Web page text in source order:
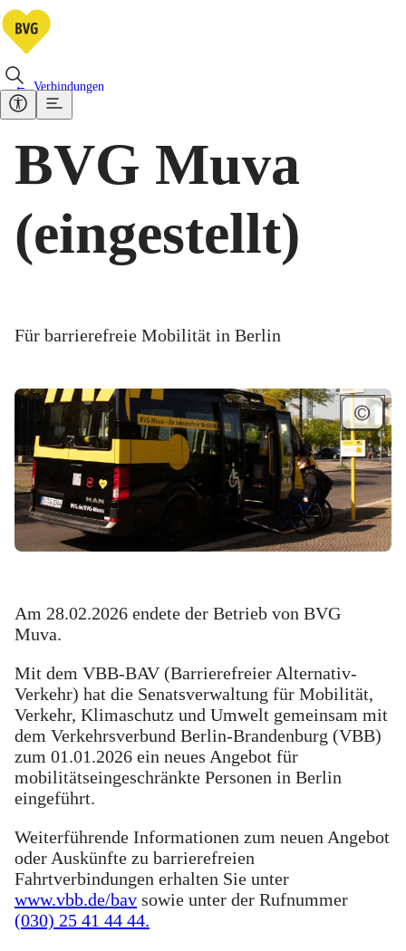
Verbindungen
BVG Muva
(eingestellt)
Für barrierefreie Mobilität in Berlin
Am 28.02.2026 endete der Betrieb von BVG
Muva.
Mit dem VBB-BAV (Barrierefreier Alternativ-
Verkehr) hat die Senatsverwaltung für Mobilität,
Verkehr, Klimaschutz und Umwelt gemeinsam mit
dem Verkehrsverbund Berlin-Brandenburg (VBB)
zum 01.01.2026 ein neues Angebot für
mobilitätseingeschränkte Personen in Berlin
eingeführt.
Weiterführende Informationen zum neuen Angebot
oder Auskünfte zu barrierefreien
Fahrtverbindungen erhalten Sie unter
www.vbb.de/bav sowie unter der Rufnummer
(030) 25 41 44 44.